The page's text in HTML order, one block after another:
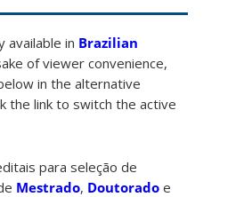
available in Brazilian
of viewer convenience,
in the alternative
the link to switch the active
para seleção de
Mestrado, Doutorado e